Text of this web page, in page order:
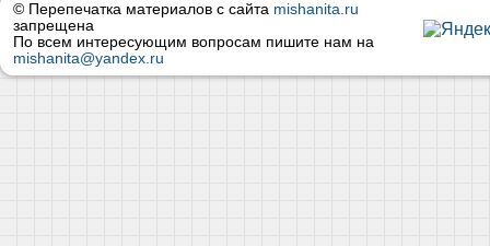
© Перепечатка материалов с сайта mishanita.ru
запрещена
По всем интересующим вопросам пишите нам на
mishanita@yandex.ru